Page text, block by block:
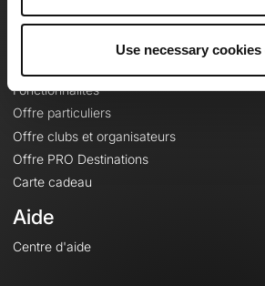
Use necessary
Fonctionnalités
Offre particuliers
Offre clubs et organisateurs
Offre PRO Destinations
Carte cadeau
Aide
Centre d'aide